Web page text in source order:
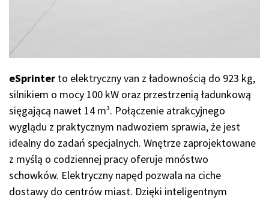
eSprinter to elektryczny van z ładownością do 923 kg,
silnikiem o mocy 100 kW oraz przestrzenią ładunkową
sięgającą nawet 14 m³. Połączenie atrakcyjnego
wyglądu z praktycznym nadwoziem sprawia, że jest
idealny do zadań specjalnych. Wnętrze zaprojektowane
z myślą o codziennej pracy oferuje mnóstwo
schowków. Elektryczny napęd pozwala na ciche
dostawy do centrów miast. Dzięki inteligentnym